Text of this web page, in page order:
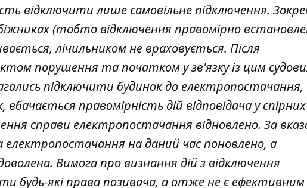
відключити лише самовільне підключення.
(тобто відключення правомірно
лічильником не враховується. Після
порушення та початком у зв'язку із цим
підключити будинок до електропостачання,
правомірність дій відповідача у спірних
справи електропостачання відновлено. За
на даний час поновлено, а
Вимога про визнання дій з відключення
будь-які права позивача, а отже не є ефективним